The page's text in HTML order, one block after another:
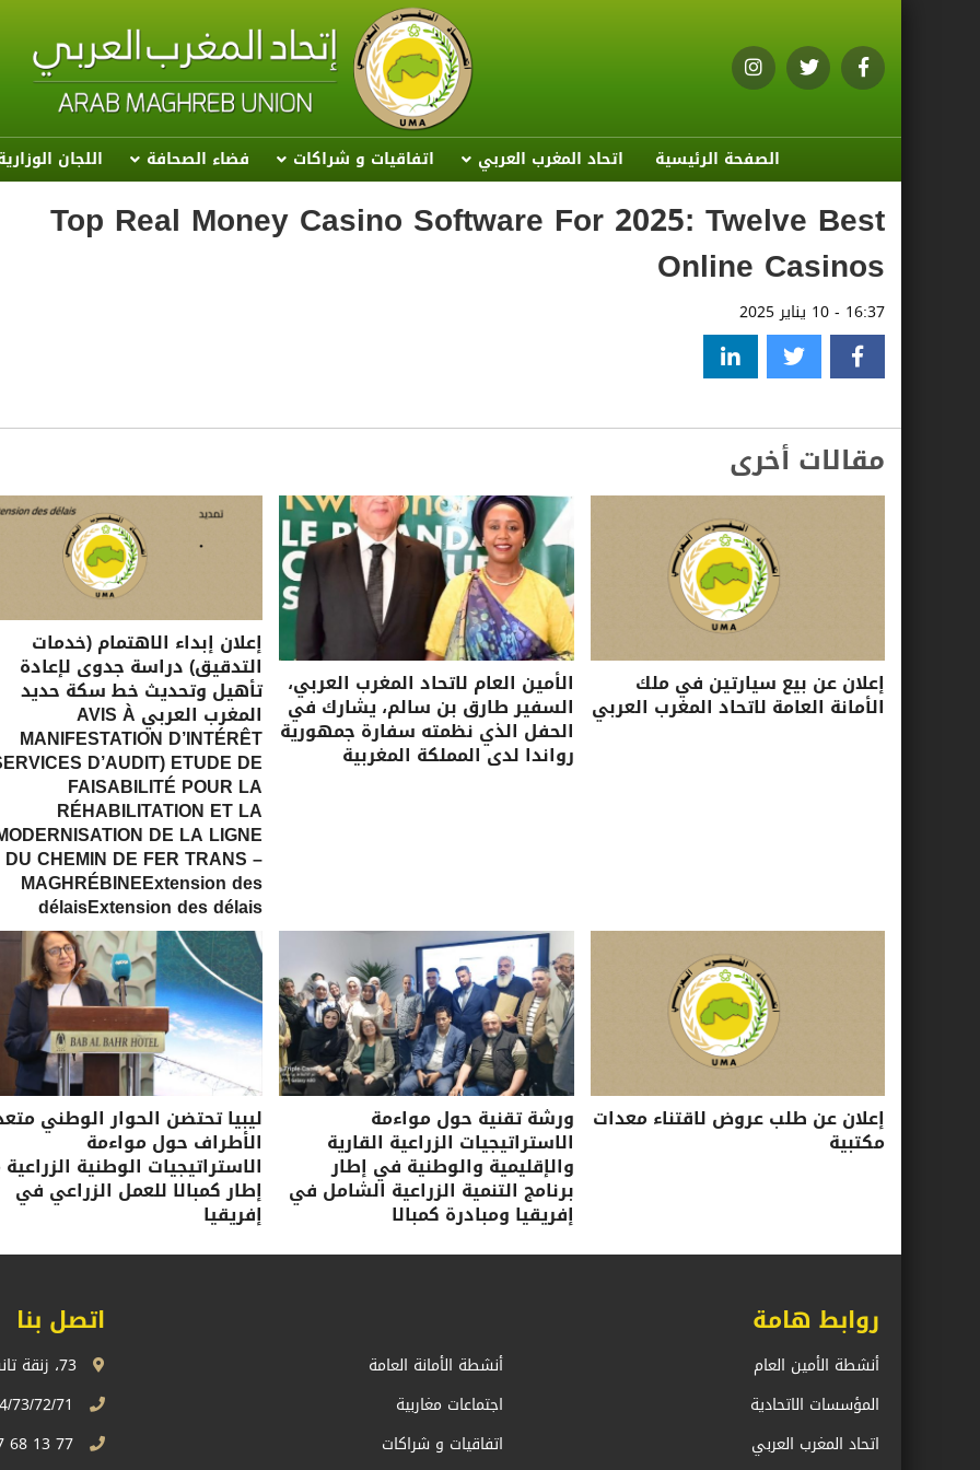
الصفحة الرئيسية اتحاد المغرب العربي اتفاقيات و شراكات فضاء الصحافة اللجان
Top Real Money Casino Software For 2025: Twelve Best
Online Casinos
16:37 - 10 يناير 2025
مقالات أخرى
إعلان عن بيع سيارتين في ملك
الأمانة العامة لاتحاد المغرب العربي
الأمين العام لاتحاد المغرب العربي،
السفير طارق بن سالم، يشارك في
الحفل الذي نظمته سفارة جمهورية
رواندا لدى المملكة المغربية
إعلان إبداء الاهتمام (خدمات
التدقيق) دراسة جدوى لإعادة
تأهيل وتحديث خط سكة حديد
المغرب العربي AVIS À
MANIFESTATION D’INTÉRÊT
D’AUDIT) ETUDE DE
FAISABILITÉ POUR LA
RÉHABILITATION ET LA
DE LA LIGNE
DU CHEMIN DE FER TRANS –
MAGHRÉBINEExtension des
délaisExtension des délais
إعلان عن طلب عروض لاقتناء معدات
مكتبية
ورشة تقنية حول مواءمة
الاستراتيجيات الزراعية القارية
والإقليمية والوطنية في إطار
برنامج التنمية الزراعية الشامل في
إفريقيا ومبادرة كمبالا
ليبيا تحتضن الحوار الوطني
الأطراف حول مواءمة
الاستراتيجيات الوطنية
إطار كمبالا للعمل الزراعي في
إفريقيا
روابط هامة
أنشطة الأمين العام
أنشطة الأمانة العامة
المؤسسات الاتحادية
اجتماعات مغاربية
اتحاد المغرب العربي
اتفاقيات و شراكات
اتصل بنا